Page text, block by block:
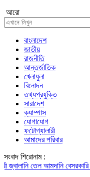
আরো
বাংলাদেশ
জাতীয়
রাজনীতি
আন্তর্জাতিক
খেলাধুলা
বিনোদন
তথ্যপ্রযুক্তি
সারাদেশ
ক্যাম্পাস
যোগাযোগ
ফটোগ্যালারী
আমাদের পরিবার
সংবাদ শিরোনাম :
তেল আমদানি বেসরকারি খাতে